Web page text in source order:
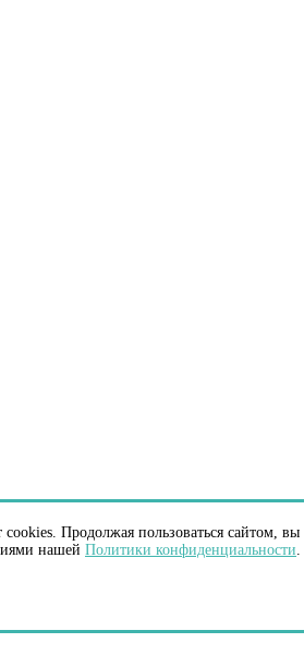
Продолжая пользоваться сайтом, вы
нашей Политики конфиденциальности.